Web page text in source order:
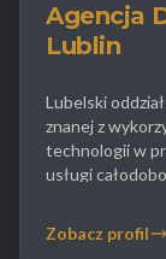
Agencja
Lublin
Lubelski
znanej z
technologii w
usługi
odzyskiwanie
Zobacz profil